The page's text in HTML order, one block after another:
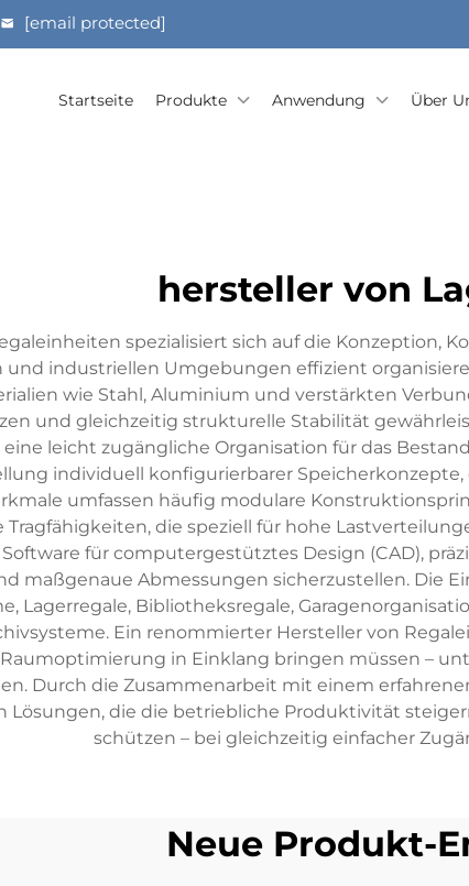
[email protected]
Startseite Produkte Anwendung Über
hersteller von
spezialisiert sich auf die Konzeption,
und industriellen Umgebungen effizient
wie Stahl, Aluminium und verstärkten
und gleichzeitig strukturelle Stabilität
leicht zugängliche Organisation für das
individuell konfigurierbarer
umfassen häufig modulare
die speziell für hohe
für computergestütztes Design (CAD),
maßgenaue Abmessungen sicherzustellen. Die
Lagerregale, Bibliotheksregale,
Ein renommierter Hersteller von
in Einklang bringen müssen –
Durch die Zusammenarbeit mit einem
Lösungen, die die betriebliche Produktivität
schützen – bei gleichzeitig einfacher
Neue Produkt-